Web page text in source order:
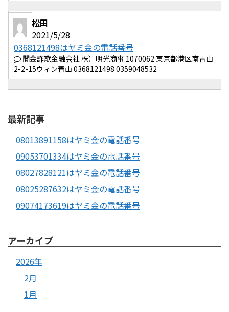
松田
2021/5/28
0368121498はヤミ金の電話番号
闇金詐欺金融会社 株）明光商事 1070062 東京都港区南青山
2-2-15ウィン青山 0368121498 0359048532
最新記事
08013891158はヤミ金の電話番号
09053701334はヤミ金の電話番号
08027828121はヤミ金の電話番号
08025287632はヤミ金の電話番号
09074173619はヤミ金の電話番号
アーカイブ
2026年
2月
1月